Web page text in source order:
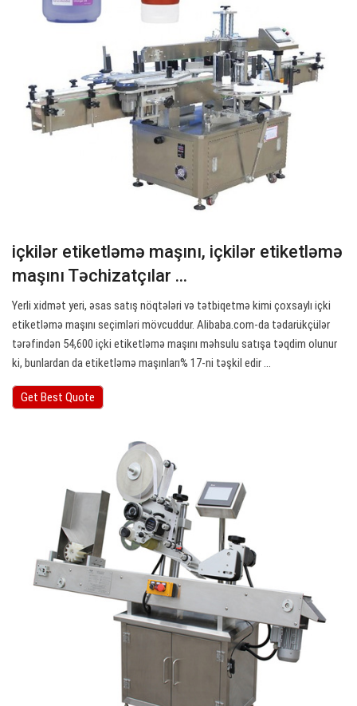
içkilər etiketləmə maşını, içkilər etiketləmə
maşını Təchizatçılar ...
Yerli xidmət yeri, əsas satış nöqtələri və tətbiqetmə kimi çoxsaylı içki
etiketləmə maşını seçimləri mövcuddur. Alibaba.com-da tədarükçülər
tərəfindən 54,600 içki etiketləmə maşını məhsulu satışa təqdim olunur
ki, bunlardan da etiketləmə maşınları% 17-ni təşkil edir ...
Get Best Quote